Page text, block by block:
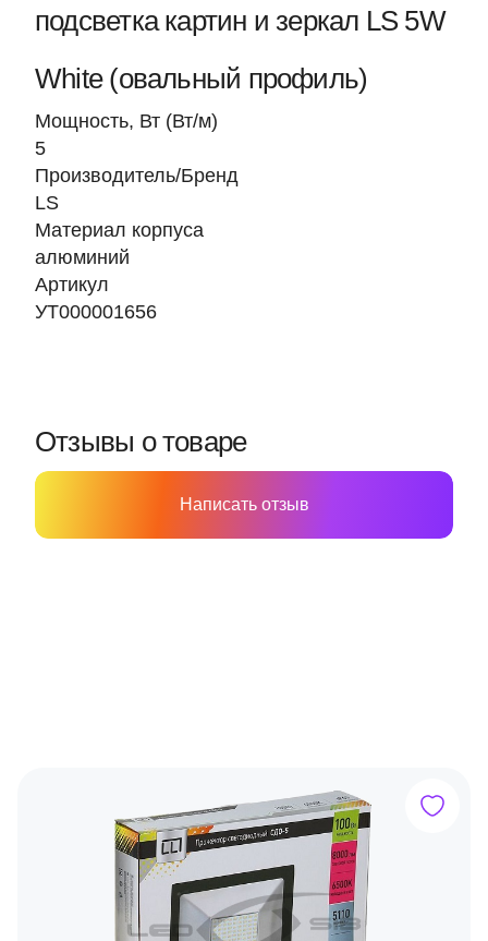
подсветка картин и зеркал LS 5W
White (овальный профиль)
Мощность, Вт (Вт/м)
5
Производитель/Бренд
LS
Материал корпуса
алюминий
Артикул
УТ000001656
Отзывы о товаре
Написать отзыв